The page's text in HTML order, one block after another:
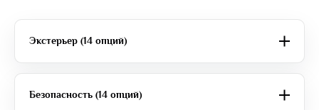
Экстерьер (14 опций)
Безопасность (14 опций)